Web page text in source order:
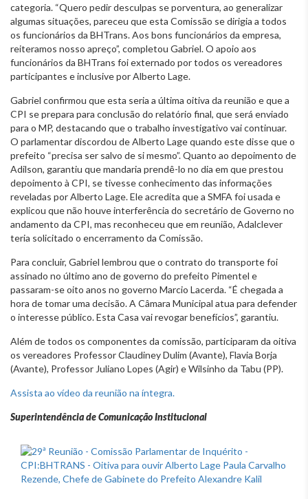
categoria. “Quero pedir desculpas se porventura, ao generalizar
algumas situações, pareceu que esta Comissão se dirigia a todos
os funcionários da BHTrans. Aos bons funcionários da empresa,
reiteramos nosso apreço”, completou Gabriel. O apoio aos
funcionários da BHTrans foi externado por todos os vereadores
participantes e inclusive por Alberto Lage.
Gabriel confirmou que esta seria a última oitiva da reunião e que a
CPI se prepara para conclusão do relatório final, que será enviado
para o MP, destacando que o trabalho investigativo vai continuar.
O parlamentar discordou de Alberto Lage quando este disse que o
prefeito “precisa ser salvo de si mesmo”. Quanto ao depoimento de
Adilson, garantiu que mandaria prendê-lo no dia em que prestou
depoimento à CPI, se tivesse conhecimento das informações
reveladas por Alberto Lage. Ele acredita que a SMFA foi usada e
explicou que não houve interferência do secretário de Governo no
andamento da CPI, mas reconheceu que em reunião, Adalclever
teria solicitado o encerramento da Comissão.
Para concluir, Gabriel lembrou que o contrato do transporte foi
assinado no último ano de governo do prefeito Pimentel e
passaram-se oito anos no governo Marcio Lacerda. “É chegada a
hora de tomar uma decisão. A Câmara Municipal atua para defender
o interesse público. Esta Casa vai revogar benefícios”, garantiu.
Além de todos os componentes da comissão, participaram da oitiva
os vereadores Professor Claudiney Dulim (Avante), Flavia Borja
(Avante), Professor Juliano Lopes (Agir) e Wilsinho da Tabu (PP).
Assista ao vídeo da reunião na íntegra.
Superintendência de Comunicação Institucional